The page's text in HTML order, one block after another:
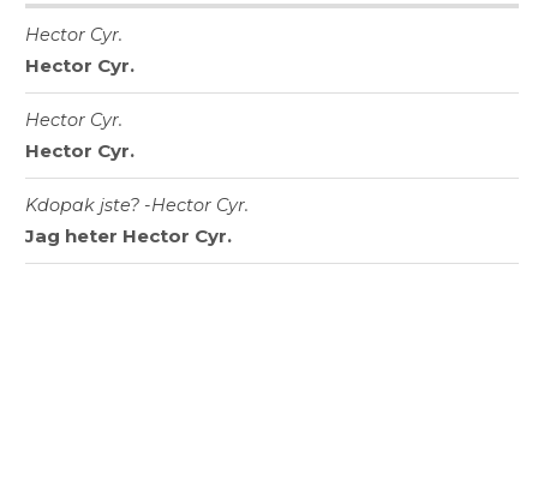
Hector Cyr.
Hector Cyr.
Hector Cyr.
Hector Cyr.
Kdopak jste? -Hector Cyr.
Jag heter Hector Cyr.